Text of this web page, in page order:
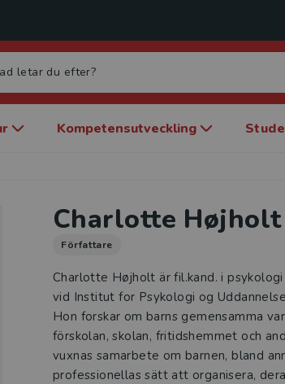
Kompetensutveckling
Charlotte Højholt
Författare
Charlotte Højholt är fil.kand. i
vid Institut for Psykologi og
Hon forskar om barns gemensamma
förskolan, skolan, fritidshemmet och
vuxnas samarbete om barnen, bland
professionellas sätt att organisera,